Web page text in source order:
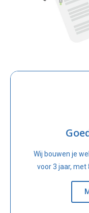
Wij bouwen je
voor 3 jaar, met